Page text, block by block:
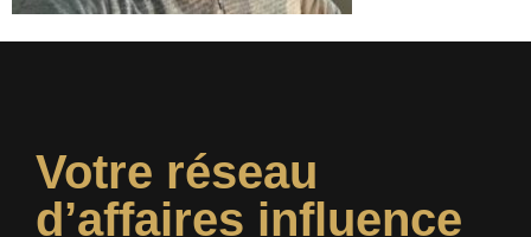
Votre réseau
d’affaires influence